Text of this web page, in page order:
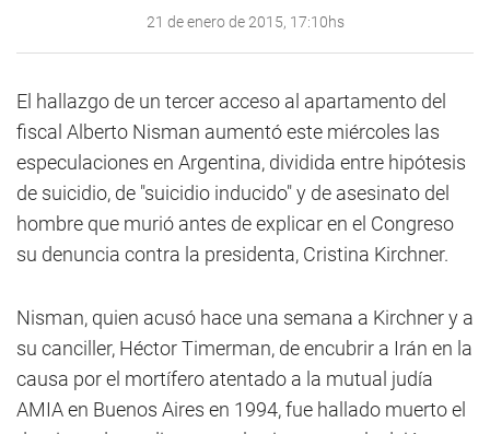
21 de enero de 2015, 17:10hs
El hallazgo de un tercer acceso al apartamento del
fiscal Alberto Nisman aumentó este miércoles las
especulaciones en Argentina, dividida entre hipótesis
de suicidio, de "suicidio inducido" y de asesinato del
hombre que murió antes de explicar en el Congreso
su denuncia contra la presidenta, Cristina Kirchner.
Nisman, quien acusó hace una semana a Kirchner y a
su canciller, Héctor Timerman, de encubrir a Irán en la
causa por el mortífero atentado a la mutual judía
AMIA en Buenos Aires en 1994, fue hallado muerto el